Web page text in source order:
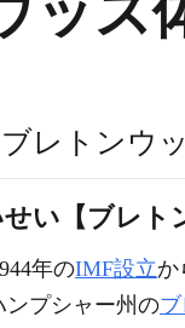
ブレトンウ
い【ブレト
年のIMF設立か
ンプシャー州の